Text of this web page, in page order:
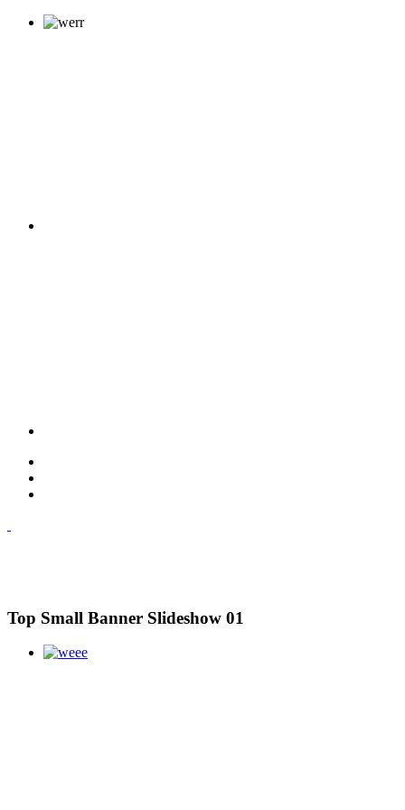
Top Small Banner Slideshow 01